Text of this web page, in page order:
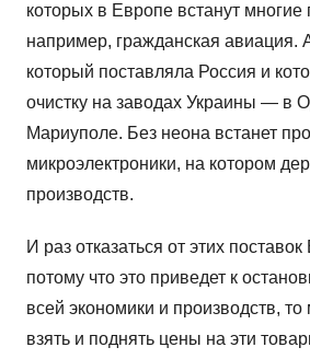
которых в Европе встанут многие
например, гражданская авиация.
который поставляла Россия и
очистку на заводах Украины — в
Мариуполе. Без неона встанет
микроэлектроники, на котором
производств.
И раз отказаться от этих
потому что это приведет к
всей экономики и производств,
взять и поднять цены на эти